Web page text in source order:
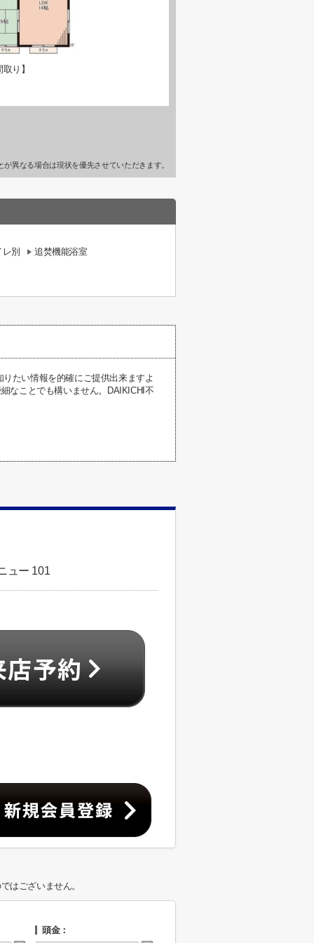
り】
異なる場合は現状を優先させていただきます。
別 追焚機能浴室
たい情報を的確にご提供出来ますよ
なことでも構いません。DAIKICHI不
ュー 101
はございません。
頭金：